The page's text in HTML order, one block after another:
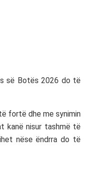
së Botës 2026 do të
fortë dhe me synimin
kanë nisur tashmë të
nëse ëndrra do të